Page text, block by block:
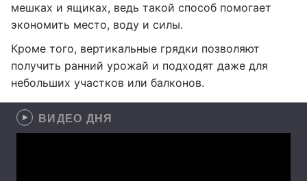
мешках и ящиках, ведь такой способ помогает
экономить место, воду и силы.
Кроме того, вертикальные грядки позволяют
получить ранний урожай и подходят даже для
небольших участков или балконов.
ВИДЕО ДНЯ